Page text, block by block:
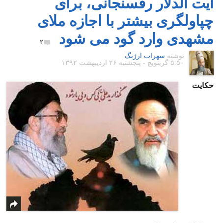
چپاولگری بیشتر با اجازه ملای
مشهدی وارد گود می شود
۲
نوشته سهراب ارژنگ
۵:۵۰ گرينويچ - پنجشنبه ۲۶ اردیبهشت ۱۳۹۲
حکایت